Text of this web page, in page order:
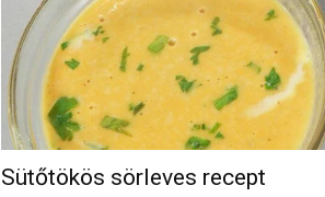
Sütőtökös sörleves recept